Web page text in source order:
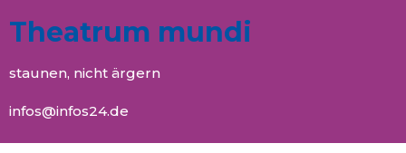
Theatrum mundi
staunen, nicht ärgern
infos@infos24.de